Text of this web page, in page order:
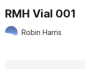
RMH Vial 001
Robin Harris